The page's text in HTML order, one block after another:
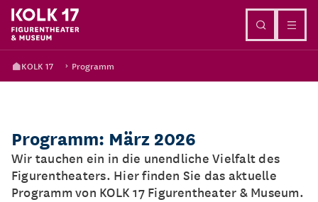
KOLK 17 Programm
Programm: März 2026
Wir tauchen ein in die unendliche Vielfalt des
Figurentheaters. Hier finden Sie das aktuelle
Programm von KOLK 17 Figurentheater & Museum.